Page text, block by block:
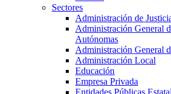
Sectores
Administración de
Administración General
Autónomas
Administración General
Administración Local
Educación
Empresa Privada